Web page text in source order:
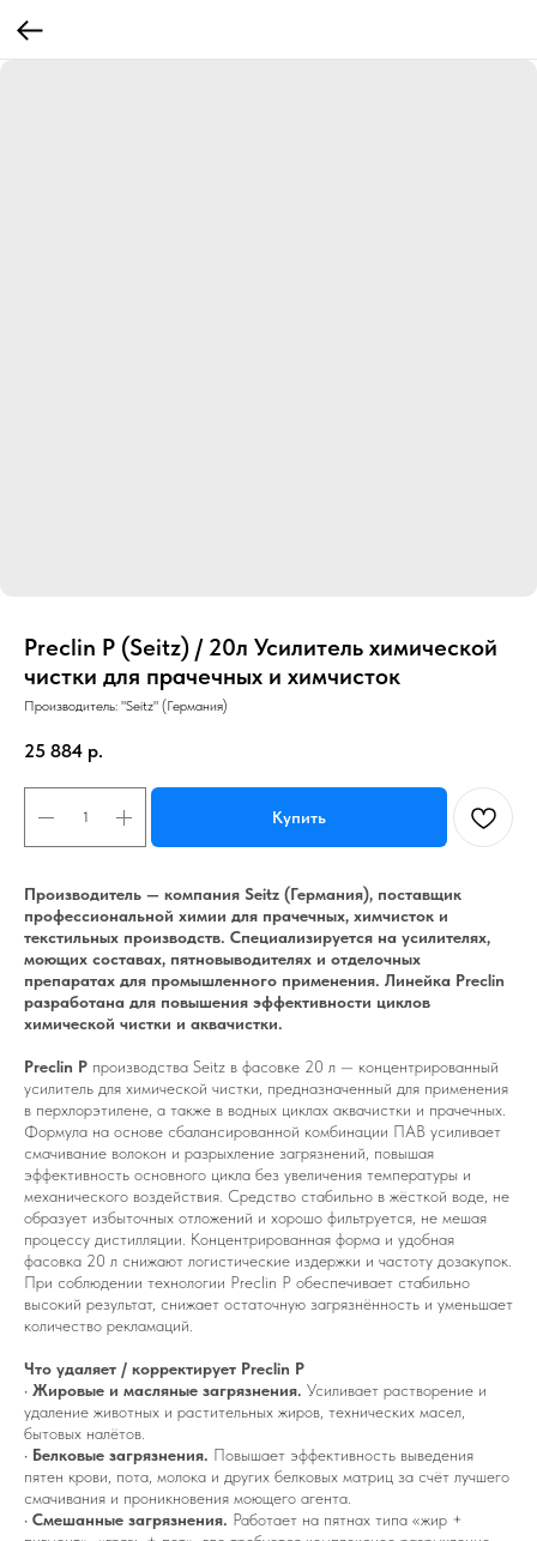
Preclin P (Seitz) / 20л Усилитель химической
чистки для прачечных и химчисток
Производитель: "Seitz" (Германия)
25 884 р.
Купить
Производитель — компания Seitz (Германия), поставщик
профессиональной химии для прачечных, химчисток и
текстильных производств. Специализируется на усилителях,
моющих составах, пятновыводителях и отделочных
препаратах для промышленного применения. Линейка Preclin
разработана для повышения эффективности циклов
химической чистки и аквачистки.
Preclin P производства Seitz в фасовке 20 л — концентрированный
усилитель для химической чистки, предназначенный для применения
в перхлорэтилене, а также в водных циклах аквачистки и прачечных.
Формула на основе сбалансированной комбинации ПАВ усиливает
смачивание волокон и разрыхление загрязнений, повышая
эффективность основного цикла без увеличения температуры и
механического воздействия. Средство стабильно в жёсткой воде, не
образует избыточных отложений и хорошо фильтруется, не мешая
процессу дистилляции. Концентрированная форма и удобная
фасовка 20 л снижают логистические издержки и частоту дозакупок.
При соблюдении технологии Preclin P обеспечивает стабильно
высокий результат, снижает остаточную загрязнённость и уменьшает
количество рекламаций.
Что удаляет / корректирует Preclin P
• Жировые и масляные загрязнения. Усиливает растворение и
удаление животных и растительных жиров, технических масел,
бытовых налётов.
• Белковые загрязнения. Повышает эффективность выведения
пятен крови, пота, молока и других белковых матриц за счёт лучшего
смачивания и проникновения моющего агента.
• Смешанные загрязнения. Работает на пятнах типа «жир +